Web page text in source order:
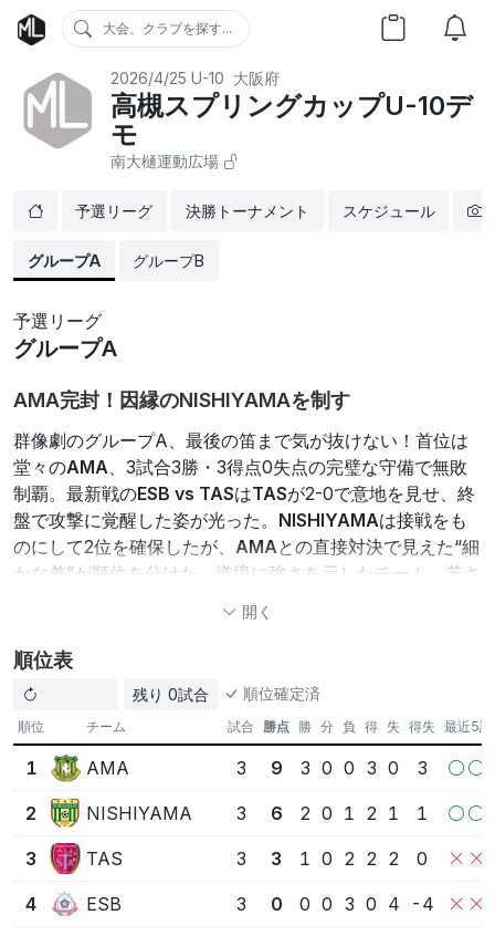
大会、クラブを探す...
2026/4/25 U-10 大阪府
高槻スプリングカップU-10デ
モ
南大樋運動広場
予選リーグ 決勝トーナメント スケジュール
グループA グループB
予選リーグ
グループA
AMA完封！因縁のNISHIYAMAを制す
群像劇のグループA、最後の笛まで気が抜けない！首位は
堂々のAMA、3試合3勝・3得点0失点の完璧な守備で無敗
制覇。最新戦のESB vs TASはTASが2-0で意地を見せ、終
盤で攻撃に覚醒した姿が光った。 NISHIYAMAは接戦をも
のにして2位を確保したが、 AMAとの直接対決で見えた“細
かな差”が順位を分けた。逆境に強さを示したチーム、若さ
ゆえの伸びしろを残したチーム、それぞれに物語が刻まれ
たこのグループ戦は幕を下ろし、上位2チームは順位トー
ナメントへ、下位2チームはチャレンジトーナメントへ進
続きを見せるか――その答えを追うのが楽しみだ。
ポイント1：AMAは3連勝・3完封で守備が覚醒、勢い
は本物
ポイント2：NISHIYAMA は堅実に2位確保、僅差での
敗北が今後の鍵
ポイント3：
の終盤の2得点は今後の可能性を示
開く
順位表
残り 0試合 順位確定済
順位 チーム 試合 勝点 勝 分 負 得 失 得失 最近5
1 AMA 3 9 3 0 0 3 0 3
2 NISHIYAMA 3 6 2 0 1 2 1 1
3 TAS 3 3 1 0 2 2 2 0
4 ESB 3 0 0 0 3 0 4 -4